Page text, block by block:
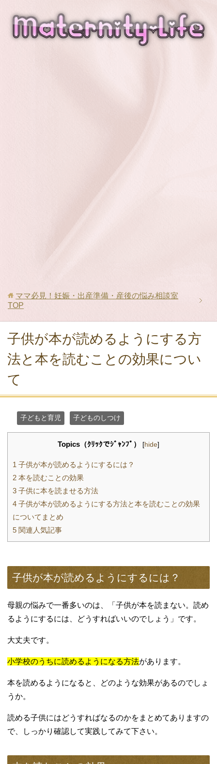
ママ必見！妊娠・出産準備・産後の悩み相談室
TOP
子供が本が読めるようにする方
法と本を読むことの効果につい
て
子どもと育児 子どものしつけ
Topics（ｸﾘｯｸでｼﾞｬﾝﾌﾟ） [hide]
1 子供が本が読めるようにするには？
2 本を読むことの効果
3 子供に本を読ませる方法
4 子供が本が読めるようにする方法と本を読むことの効果
についてまとめ
5 関連人気記事
子供が本が読めるようにするには？
母親の悩みで一番多いのは、「子供が本を読まない。読め
るようにするには、どうすればいいのでしょう」です。
大丈夫です。
小学校のうちに読めるようになる方法があります。
本を読めるようになると、どのような効果があるのでしょ
うか。
読める子供にはどうすればなるのかをまとめてありますの
で、しっかり確認して実践してみて下さい。